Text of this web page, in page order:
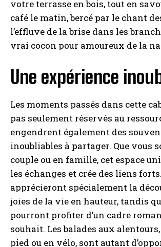
I WANT IN
: Guide des saisons propices au
votre terrasse en bois, tout en
café le matin, bercé par le chant
l’effluve de la brise dans les
vrai cocon pour amoureux de la
Une expérience
Les moments passés dans cette
pas seulement réservés au
engendrent également des
inoubliables à partager. Que vous
couple ou en famille, cet espace
les échanges et crée des liens
apprécieront spécialement la
joies de la vie en hauteur, tandis
pourront profiter d’un cadre
souhait. Les balades aux
pied ou en vélo, sont autant